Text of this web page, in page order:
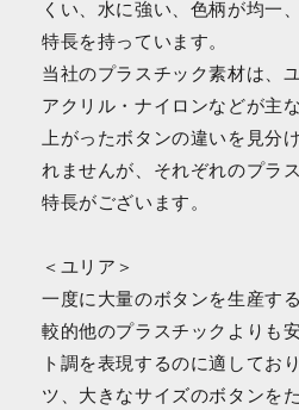
くい、水に強い、色柄が均一
特長を持っています。
当社のプラスチック素材は、
アクリル・ナイロンなどが主
上がったボタンの違いを見分
れませんが、それぞれのプラ
特長がございます。
＜ユリア＞
一度に大量のボタンを生産す
較的他のプラスチックよりも
ト調を表現するのに適してお
ツ、大きなサイズのボタンを